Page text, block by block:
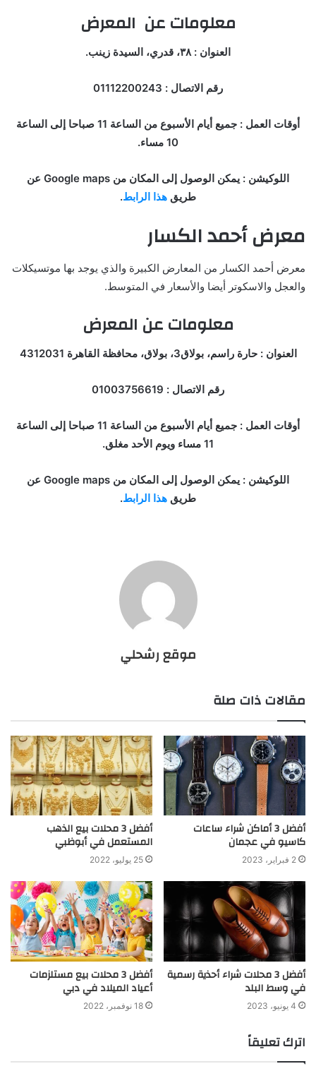
معلومات عن المعرض
العنوان : ٣٨، قدري، السيدة زينب.
رقم الاتصال : 01112200243
أوقات العمل : جميع أيام الأسبوع من الساعة 11 صباحا إلى الساعة
10 مساء.
اللوكيشن : يمكن الوصول إلى المكان من Google maps عن
طريق هذا الرابط.
معرض أحمد الكسار
معرض أحمد الكسار من المعارض الكبيرة والذي يوجد بها موتسيكلات
والعجل والاسكوتر أيضا والأسعار في المتوسط.
معلومات عن المعرض
العنوان : حارة راسم، بولاق3، بولاق، محافظة القاهرة 4312031
رقم الاتصال : 01003756619
أوقات العمل : جميع أيام الأسبوع من الساعة 11 صباحا إلى الساعة
11 مساء ويوم الأحد مغلق.
اللوكيشن : يمكن الوصول إلى المكان من Google maps عن
طريق هذا الرابط.
موقع رشحلي
مقالات ذات صلة
أفضل 3 أماكن شراء ساعات
كاسيو في عجمان
2 فبراير، 2023
أفضل 3 محلات بيع الذهب
المستعمل في أبوظبي
25 يوليو، 2022
أفضل 3 محلات شراء أحذية رسمية
في وسط البلد
4 يونيو، 2023
أفضل 3 محلات بيع مستلزمات
أعياد الميلاد في دبي
18 نوفمبر، 2022
اترك تعليقاً